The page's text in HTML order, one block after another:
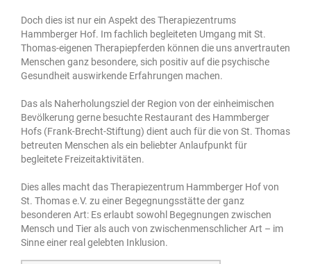
Doch dies ist nur ein Aspekt des Therapiezentrums
Hammberger Hof. Im fachlich begleiteten Umgang mit St.
Thomas-eigenen Therapiepferden können die uns anvertrauten
Menschen ganz besondere, sich positiv auf die psychische
Gesundheit auswirkende Erfahrungen machen.
Das als Naherholungsziel der Region von der einheimischen
Bevölkerung gerne besuchte Restaurant des Hammberger
Hofs (Frank-Brecht-Stiftung) dient auch für die von St. Thomas
betreuten Menschen als ein beliebter Anlaufpunkt für
begleitete Freizeitaktivitäten.
Dies alles macht das Therapiezentrum Hammberger Hof von
St. Thomas e.V. zu einer Begegnungsstätte der ganz
besonderen Art: Es erlaubt sowohl Begegnungen zwischen
Mensch und Tier als auch von zwischenmenschlicher Art – im
Sinne einer real gelebten Inklusion.